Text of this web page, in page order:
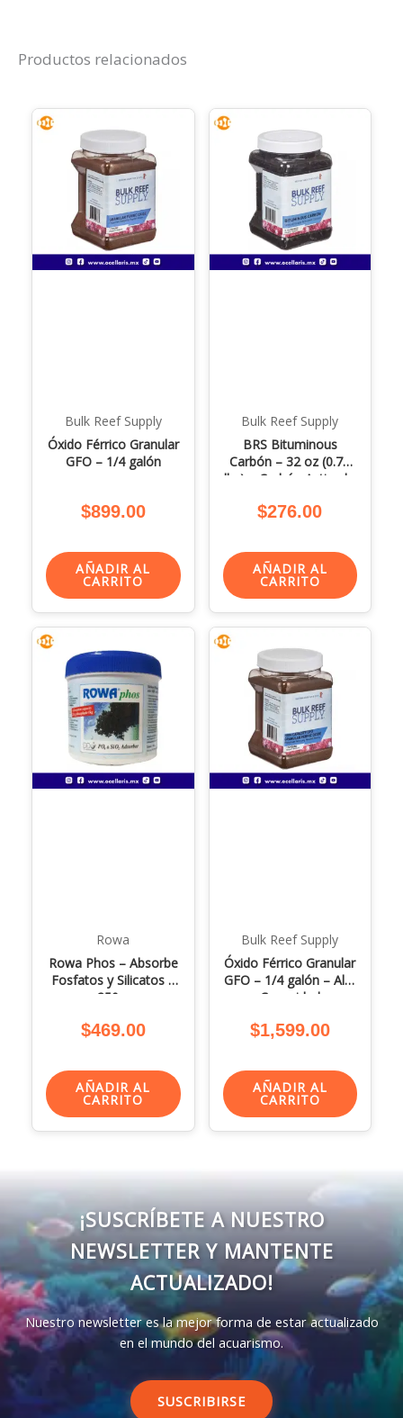
Productos relacionados
Bulk Reef Supply
Óxido Férrico Granular
GFO – 1/4 galón
$899.00
AÑADIR AL
CARRITO
Bulk Reef Supply
BRS Bituminous
Carbón – 32 oz (0.75
lbs) – Carbón Activado
$276.00
AÑADIR AL
CARRITO
Rowa
Rowa Phos – Absorbe
Fosfatos y Silicatos –
250 g
$469.00
AÑADIR AL
CARRITO
Bulk Reef Supply
Óxido Férrico Granular
GFO – 1/4 galón – Alta
Capacidad
$1,599.00
AÑADIR AL
CARRITO
¡SUSCRÍBETE A NUESTRO
NEWSLETTER Y MANTENTE
ACTUALIZADO!
Nuestro newsletter es la mejor forma de estar actualizado
en el mundo del acuarismo.
SUSCRIBIRSE